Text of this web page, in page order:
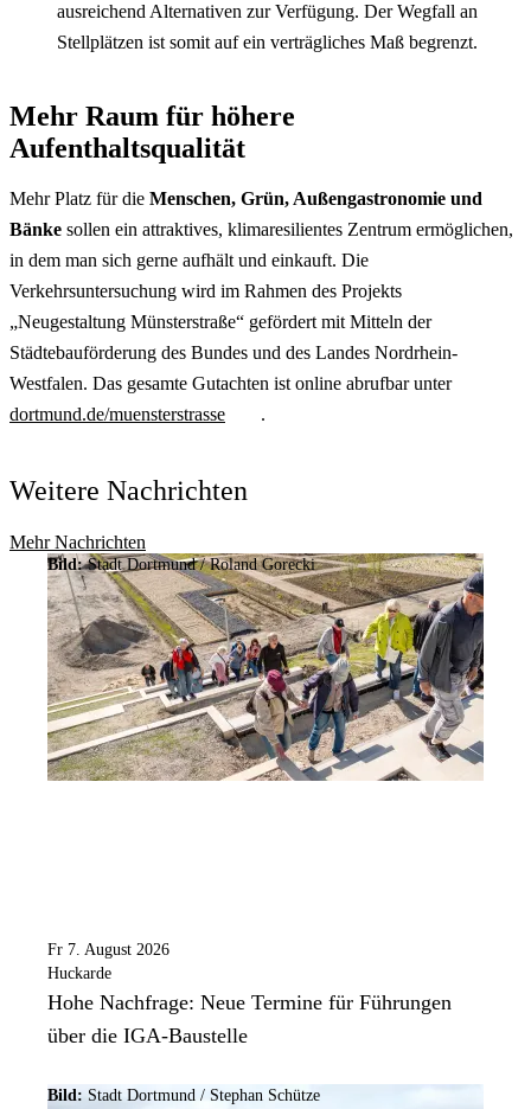
ausreichend Alternativen zur Verfügung. Der Wegfall an
Stellplätzen ist somit auf ein verträgliches Maß begrenzt.
Mehr Raum für höhere
Aufenthaltsqualität
Mehr Platz für die Menschen, Grün, Außengastronomie und
Bänke sollen ein attraktives, klimaresilientes Zentrum ermöglichen,
in dem man sich gerne aufhält und einkauft. Die
Verkehrsuntersuchung wird im Rahmen des Projekts
„Neugestaltung Münsterstraße“ gefördert mit Mitteln der
Städtebauförderung des Bundes und des Landes Nordrhein-
Westfalen. Das gesamte Gutachten ist online abrufbar unter
dortmund.de/muensterstrasse
.
Weitere Nachrichten
Mehr Nachrichten
Bild:Stadt Dortmund / Roland Gorecki
Fr 7. August 2026
Huckarde
Hohe Nachfrage: Neue Termine für Führungen
über die IGA-Baustelle
Bild: Stadt Dortmund / Stephan Schütze